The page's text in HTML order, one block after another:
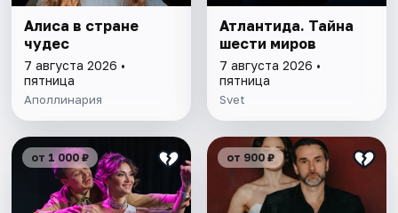
Алиса в стране
чудес
7 августа 2026 •
пятница
Аполлинария
Атлантида. Тайна
шести миров
7 августа 2026 •
пятница
Svet
от 1 000 ₽ от 900 ₽